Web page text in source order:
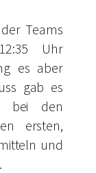
Teams
Uhr
es aber
gab es
bei den
ersten,
und